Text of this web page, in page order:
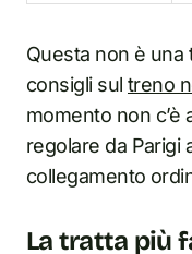
Questa non è una
consigli sul treno
momento non
regolare da Parigi
collegamento
La tratta più